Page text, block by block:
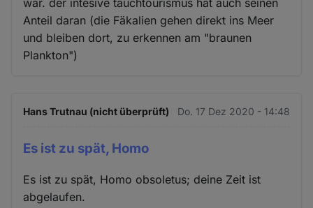
Anteil daran (die Fäkalien gehen direkt ins Meer
und bleiben dort, zu erkennen am "braunen
Plankton")
Hans Trutnau (nicht überprüft) Do. 17 Dez 2020 - 14:48
Es ist zu spät, Homo
Es ist zu spät, Homo obsoletus; deine Zeit ist
abgelaufen.